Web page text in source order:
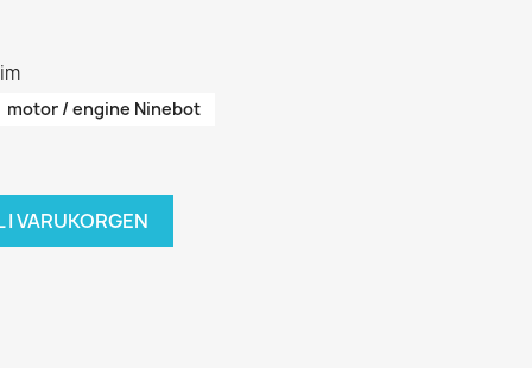
motor / engine Ninebot
I VARUKORGEN